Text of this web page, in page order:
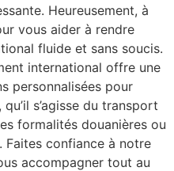
Heureusement, à
vous aider à rendre
fluide et sans soucis.
international offre une
personnalisées pour
s’agisse du transport
formalités douanières ou
confiance à notre
accompagner tout au